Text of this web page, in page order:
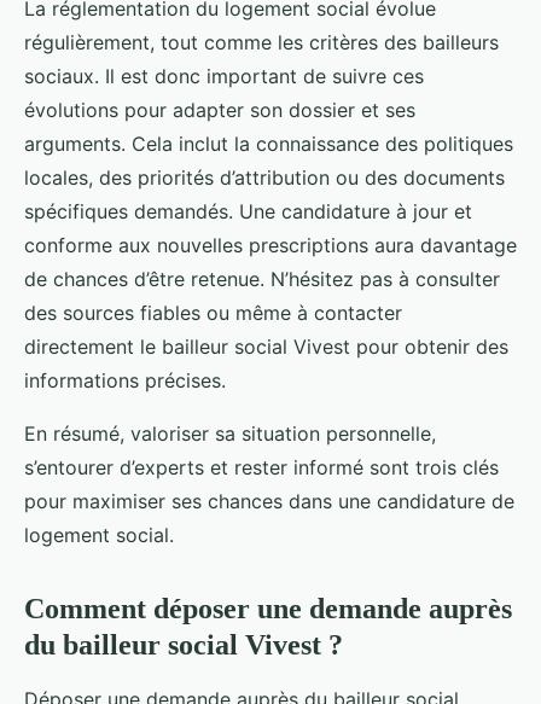
La réglementation du logement social évolue
régulièrement, tout comme les critères des bailleurs
sociaux. Il est donc important de suivre ces
évolutions pour adapter son dossier et ses
arguments. Cela inclut la connaissance des politiques
locales, des priorités d’attribution ou des documents
spécifiques demandés. Une candidature à jour et
conforme aux nouvelles prescriptions aura davantage
de chances d’être retenue. N’hésitez pas à consulter
des sources fiables ou même à contacter
directement le bailleur social Vivest pour obtenir des
informations précises.
En résumé, valoriser sa situation personnelle,
s’entourer d’experts et rester informé sont trois clés
pour maximiser ses chances dans une candidature de
logement social.
Comment déposer une demande auprès
du bailleur social Vivest ?